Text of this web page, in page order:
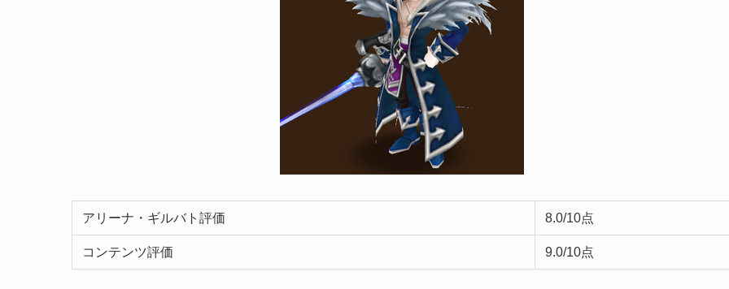
アリーナ・ギルバト評価 8.0/10点
コンテンツ評価 9.0/10点